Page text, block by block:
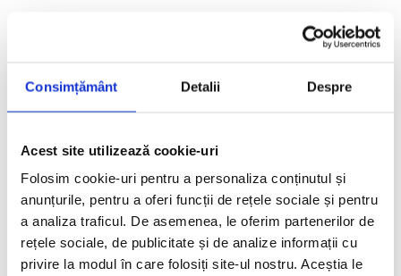
Consimțământ Detalii Despre
Acest site utilizează cookie-uri
Folosim cookie-uri pentru a personaliza conținutul și
anunțurile, pentru a oferi funcții de rețele sociale și pentru
a analiza traficul. De asemenea, le oferim partenerilor de
rețele sociale, de publicitate și de analize informații cu
privire la modul în care folosiți site-ul nostru. Aceștia le